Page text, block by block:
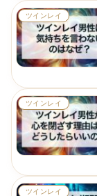
ツインレイ
ツインレイ
ツインレイ